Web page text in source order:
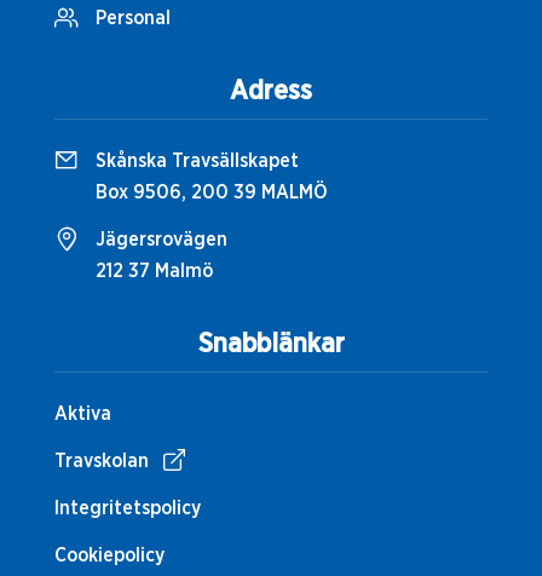
Snabblänkar
Aktiva
Travskolan
Integritetspolicy
Cookiepolicy
Personal
Adress
Skånska Travsällskapet
Box 9506, 200 39 MALMÖ
Jägersrovägen
212 37 Malmö